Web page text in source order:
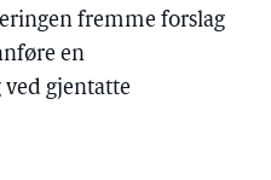
fremme forslag
en
gjentatte